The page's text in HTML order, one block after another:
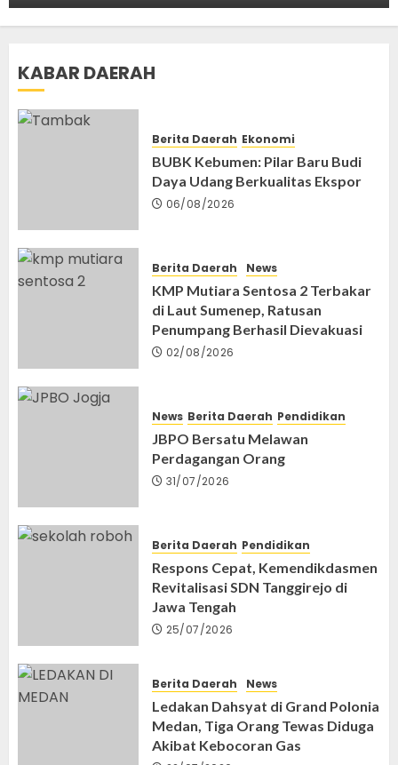
7
Misteri Kematian Sutrimo, Penjaga Rumah
27/07/2026
1
Nasional News
Pendaftaran Peserta Upacara HUT Ke-81
Kemerdekaan RI di Istana Merdeka Resmi
Dibuka 5 Agustus 2026
06/08/2026
Berita Daerah News
KMP Mutiara Sentosa 2 Terbakar di Laut
Sumenep, Ratusan Penumpang Berhasil
Dievakuasi
02/08/2026
News
Orang
31/07/2026
Nasional News
MK Putuskan Anggaran MBG Harus
Dipisahkan dari Anggaran Pendidikan,
Berlaku Paling Lambat APBN 2028
31/07/2026
Nasional News
Bupati Pemalang Terjaring OTT KPK,
Diduga Terima Suap Proyek dan Jual Beli
30/07/2026
Nasional News
Polda Metro Jaya Tetapkan Tujuh
Tersangka dalam Bentrokan Maut di
Menteng Jakarta Pusat
KABAR DAERAH
Berita Daerah Ekonomi
BUBK Kebumen: Pilar Baru Budi
Daya Udang Berkualitas Ekspor
06/08/2026
Berita Daerah News
KMP Mutiara Sentosa 2 Terbakar
di Laut Sumenep, Ratusan
Penumpang Berhasil Dievakuasi
02/08/2026
News Berita Daerah Pendidikan
JBPO Bersatu Melawan
Perdagangan Orang
31/07/2026
Berita Daerah Pendidikan
Respons Cepat, Kemendikdasmen
Revitalisasi SDN Tanggirejo di
Jawa Tengah
25/07/2026
Berita Daerah News
Ledakan Dahsyat di Grand Polonia
Medan, Tiga Orang Tewas Diduga
Akibat Kebocoran Gas